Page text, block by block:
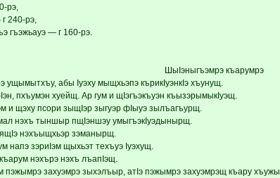
рэ,
240-рэ,
гъэжьауэ — г 160-рэ.
ШыIэныгъэмрэ къарумрэ
ущымытхъу, абы Iуэху мыщхьэпэ кърикIуэнкIэ хъунущ.
пхъумэн хуейщ. Ар гум и щIэгъэкъуэн къызэрымыкIуэщ.
и щэху псори зыщIэр зыгуэр фIыуэ зылъагъурщ.
нэхъ тыншыр пщIэншэу умыгъэкIуэдынырщ.
нэхъыщхьэр зэманырщ.
напэ зэриIэм щыхьэт техъуэ Iуэхущ.
нэхърэ нэхъ лъапIэщ.
пэжымрэ захуэмрэ зыхэлъыр, атIэ пэжымрэ захуэмрэщ къару